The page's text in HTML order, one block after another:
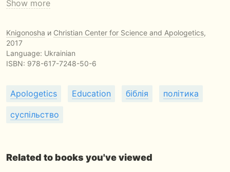
Show more
Knigonosha и Christian Center for Science and Apologetics,
2017
Language: Ukrainian
ISBN: 978-617-7248-50-6
Apologetics Education біблія політика
суспільство
Related to books you've viewed